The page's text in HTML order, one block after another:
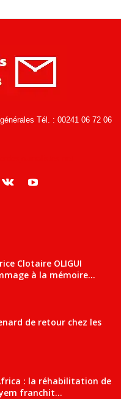
Tél. : 00241 06 72 06
Clotaire OLIGUI
à la mémoire...
de retour chez les
: la réhabilitation de
franchit...